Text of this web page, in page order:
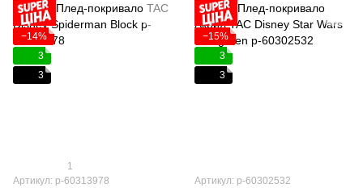
−14%
3
3
1
Артикул: p-60313978
−15%
3
3
Артикул: p-60302532